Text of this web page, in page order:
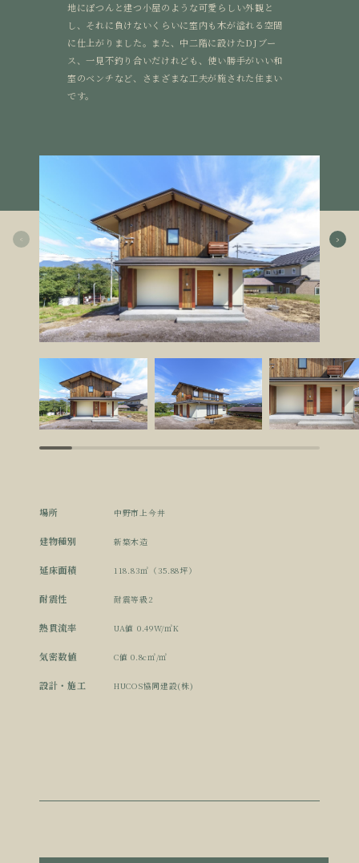
地にぽつんと建つ小屋のような可愛らしい外観と
し、それに負けないくらいに室内も木が溢れる空間
に仕上がりました。また、中二階に設けたDJブー
ス、一見不釣り合いだけれども、使い勝手がいい和
室のベンチなど、さまざまな工夫が施された住まい
です。
場所 中野市上今井
建物種別 新築木造
延床面積 118.83㎡（35.88坪）
耐震性 耐震等級2
熱貫流率 UA値 0.49W/㎡K
気密数値 C値 0.8c㎡/㎡
設計・施工 HUCOS協同建設(株)